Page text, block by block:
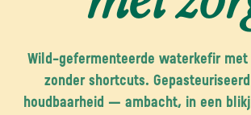
Wild-gefermenteerde waterkefir met
zonder shortcuts.
houdbaarheid — ambacht, in een